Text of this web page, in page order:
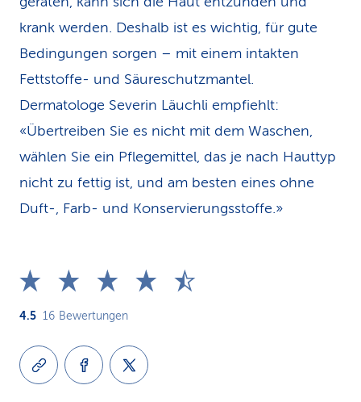
krank werden. Deshalb ist es wichtig, für gute
Bedingungen sorgen – mit einem intakten
Fettstoffe- und Säureschutzmantel.
Dermatologe Severin Läuchli empfiehlt:
«Übertreiben Sie es nicht mit dem Waschen,
wählen Sie ein Pflegemittel, das je nach Hauttyp
nicht zu fettig ist, und am besten eines ohne
Duft-, Farb- und Konservierungsstoffe.»
4.5 16 Bewertungen